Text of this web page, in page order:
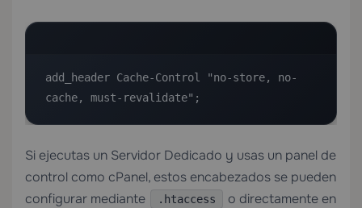
add_header Cache-Control "no-store, no-
cache, must-revalidate";
Si ejecutas un Servidor Dedicado y usas un panel de
control como cPanel, estos encabezados se pueden
configurar mediante
.htaccess
o directamente en